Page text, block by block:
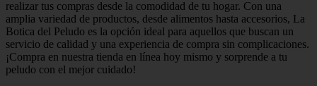
realizar tus compras desde la comodidad de tu hogar. Con una
amplia variedad de productos, desde alimentos hasta accesorios, La
Botica del Peludo es la opción ideal para aquellos que buscan un
servicio de calidad y una experiencia de compra sin complicaciones.
¡Compra en nuestra tienda en línea hoy mismo y sorprende a tu
peludo con el mejor cuidado!